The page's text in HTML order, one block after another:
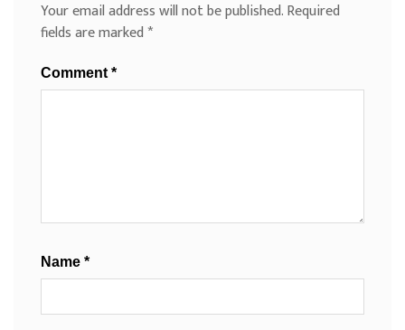
Your email address will not be published.Required
fields are marked*
Comment *
Name *